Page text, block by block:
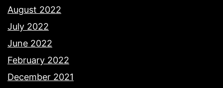
August 2022
July 2022
June 2022
February 2022
December 2021